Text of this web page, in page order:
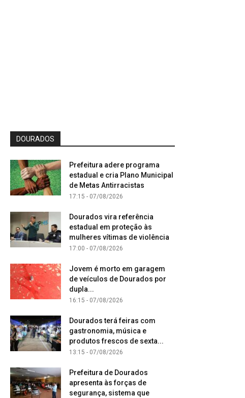
DOURADOS
Prefeitura adere programa
estadual e cria Plano Municipal
de Metas Antirracistas
17:15 - 07/08/2026
Dourados vira referência
estadual em proteção às
mulheres vítimas de violência
17:00 - 07/08/2026
Jovem é morto em garagem
de veículos de Dourados por
dupla...
16:15 - 07/08/2026
Dourados terá feiras com
gastronomia, música e
produtos frescos de sexta...
13:15 - 07/08/2026
Prefeitura de Dourados
apresenta às forças de
segurança, sistema que